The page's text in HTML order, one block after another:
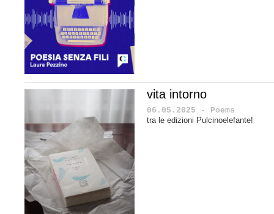
vita intorno
06.05.2025 - Poems
tra le edizioni Pulcinoelefante!